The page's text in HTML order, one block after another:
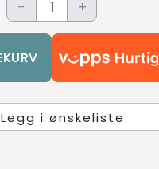
- +
Legg i ønskeliste